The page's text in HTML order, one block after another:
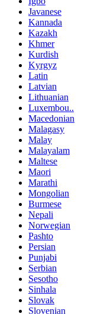
Javanese
Kannada
Kazakh
Khmer
Kurdish
Kyrgyz
Latin
Latvian
Lithuanian
Luxembou..
Macedonian
Malagasy
Malay
Malayalam
Maltese
Maori
Marathi
Mongolian
Burmese
Nepali
Norwegian
Pashto
Persian
Punjabi
Serbian
Sesotho
Sinhala
Slovak
Slovenian